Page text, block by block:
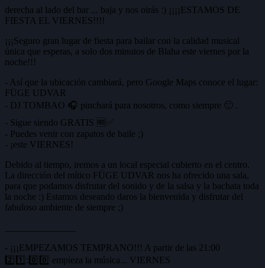
derecha al lado del bar ... baja y nos oirás :) ¡¡¡¡ESTAMOS DE
FIESTA EL VIERNES!!!!
¡¡¡Seguro gran lugar de fiesta para bailar con la calidad musical
única que esperas, a solo dos minutos de Blaha este viernes por la
noche!!!
- Así que la ubicación cambiará, pero Google Maps conoce el lugar:
FÜGE UDVAR
- DJ TOMBAO 🎧 pinchará para nosotros, como siempre 🙂 .
- Sigue siendo GRATIS 🆓✅
- Puedes venir con zapatos de baile ;)
- ¡este VIERNES!
Debido al tiempo, iremos a un local especial cubierto en el centro.
La dirección del mítico FÜGE UDVAR nos ha ofrecido una sala,
para que podamos disfrutar del sonido y de la salsa y la bachata toda
la noche :) Estamos deseando daros la bienvenida y disfrutar del
fabuloso ambiente de siempre ;)
- ¡¡¡EMPEZAMOS TEMPRANO!!! A partir de las 21:00
2️⃣1️⃣:0️⃣0️⃣ empieza la música... VIERNES